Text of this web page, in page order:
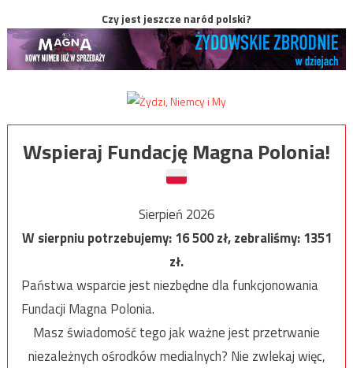
Czy jest jeszcze naród polski?
Wspieraj Fundację Magna Polonia!
Sierpień 2026
W sierpniu potrzebujemy:16 500zł, zebraliśmy:1351
zł.
Państwa wsparcie jest niezbędne dla funkcjonowania
Fundacji Magna Polonia.
Masz świadomość tego jak ważne jest przetrwanie
niezależnych ośrodków medialnych? Nie zwlekaj więc,